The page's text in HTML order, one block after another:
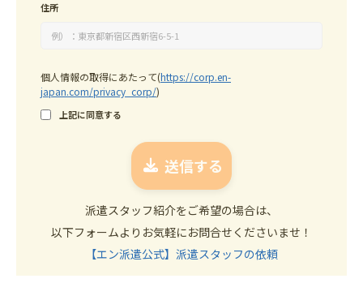
住所
個人情報の取得にあたって(https://corp.en-
japan.com/privacy_corp/)
上記に同意する
派遣スタッフ紹介をご希望の場合は、
以下フォームよりお気軽にお問合せくださいませ！
【エン派遣公式】派遣スタッフの依頼